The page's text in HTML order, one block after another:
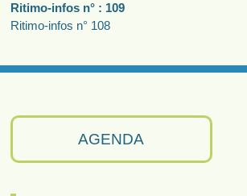
AGENDA
Ritimo-infos n° : 109
Ritimo-infos n° 108